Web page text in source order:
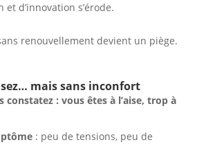
et d’innovation s’érode.
renouvellement devient un piège.
mais sans inconfort
constatez : vous êtes à l’aise, trop à
: peu de tensions, peu de